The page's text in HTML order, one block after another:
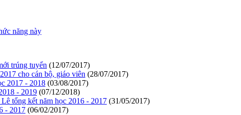
năng này
trúng tuyển (12/07/2017)
cho cán bộ, giáo viên (28/07/2017)
2017 - 2018 (03/08/2017)
- 2019 (07/12/2018)
tổng kết năm học 2016 - 2017 (31/05/2017)
- 2017 (06/02/2017)